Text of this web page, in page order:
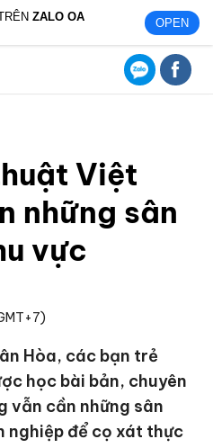
ZALO OA OPEN
Việt
những sân
vực
Hòa, các bạn trẻ
học bài bản, chuyên
vẫn cần những sân
nghiệp để cọ xát thực